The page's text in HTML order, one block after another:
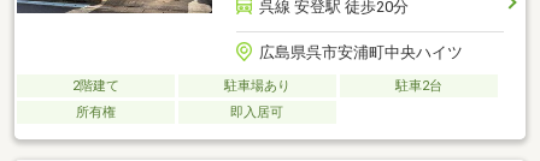
呉線 安登駅 徒歩20分
広島県呉市安浦町中央ハイツ
2階建て 駐車場あり
駐車2台
所有権
即入居可